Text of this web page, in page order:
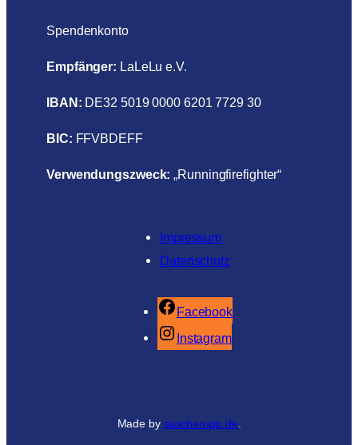
Spendenkonto
Empfänger: LaLeLu e.V.
IBAN: DE32 5019 0000 6201 7729 30
BIC: FFVBDEFF
Verwendungszweck: „Runningfirefighter“
Impressum
Datenschutz
Facebook
Instagram
Made by sascharupp.de